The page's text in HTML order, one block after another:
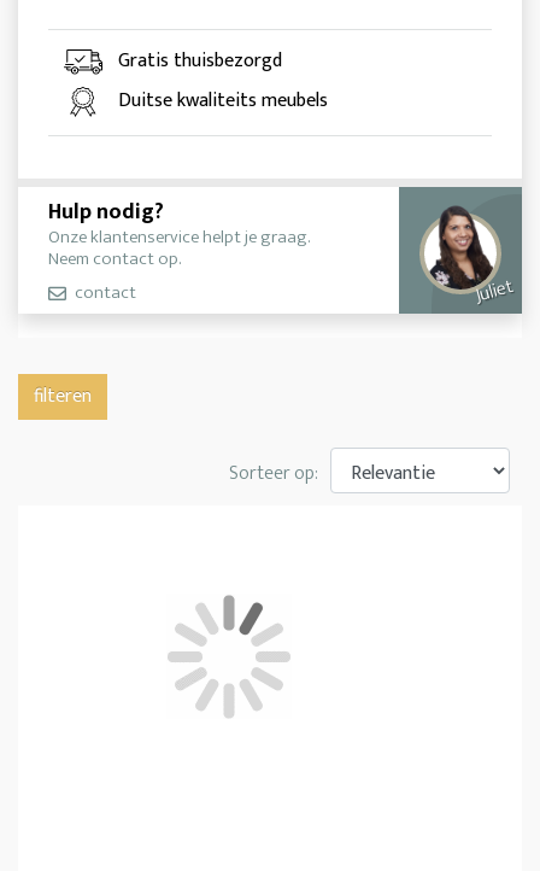
Gratis thuisbezorgd
Duitse kwaliteits meubels
Hulp nodig?
Onze klantenservice helpt je graag.
Neem contact op.
contact
Juliet
filteren
Sorteer op: